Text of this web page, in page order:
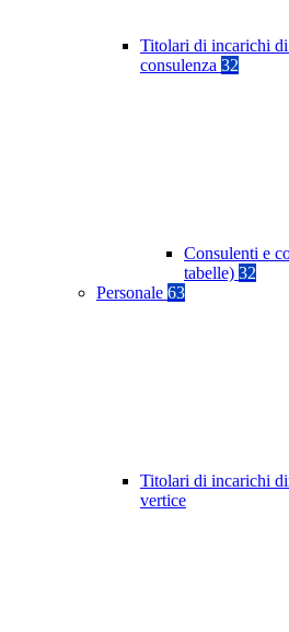
Titolari di incarichi
consulenza 32
Consulenti e
tabelle) 32
Personale 63
Titolari di incarichi
vertice